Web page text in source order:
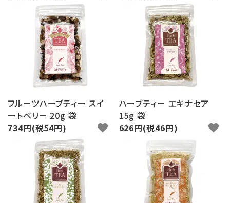
フルーツハーブティー スイ
ートベリー 20g 袋
734円(税54円)
favorite
ハーブティー エキナセア
15g 袋
626円(税46円)
favorite